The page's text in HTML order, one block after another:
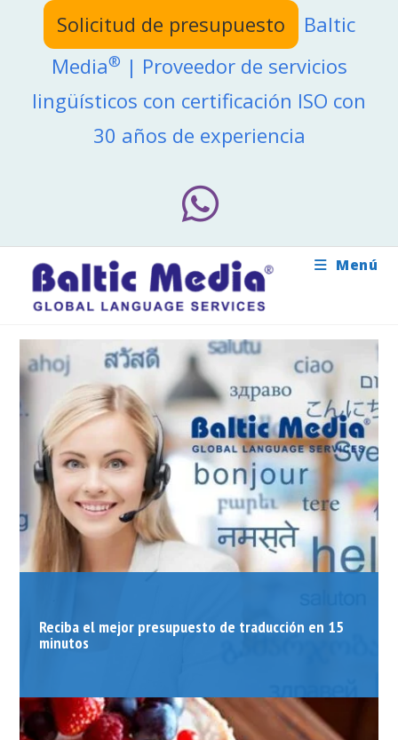
contenido
Solicitud de presupuesto
Baltic
Media® | Proveedor de servicios
lingüísticos con certificación ISO con
30 años de experiencia
Menú
Reciba el mejor presupuesto de traducción en 15
minutos